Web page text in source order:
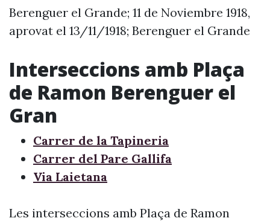
Berenguer el Grande; 11 de Noviembre 1918,
aprovat el 13/11/1918; Berenguer el Grande
Interseccions amb Plaça
de Ramon Berenguer el
Gran
Carrer de la Tapineria
Carrer del Pare Gallifa
Via Laietana
Les interseccions amb Plaça de Ramon